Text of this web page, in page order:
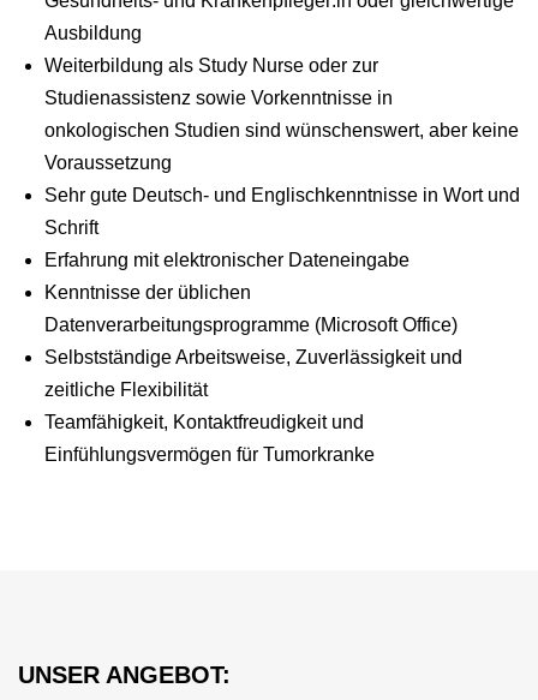
Ausbildung
Weiterbildung als Study Nurse oder zur
Studienassistenz sowie Vorkenntnisse in
onkologischen Studien sind wünschenswert, aber keine
Voraussetzung
Sehr gute Deutsch- und Englischkenntnisse in Wort und
Schrift
Erfahrung mit elektronischer Dateneingabe
Kenntnisse der üblichen
Datenverarbeitungsprogramme (Microsoft Office)
Selbstständige Arbeitsweise, Zuverlässigkeit und
zeitliche Flexibilität
Teamfähigkeit, Kontaktfreudigkeit und
Einfühlungsvermögen für Tumorkranke
UNSER ANGEBOT: